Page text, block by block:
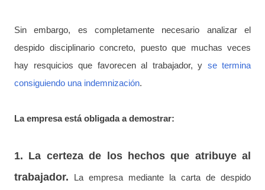
Sin embargo, es completamente necesario analizar el
despido disciplinario concreto, puesto que muchas veces
hay resquicios que favorecen al trabajador, y se termina
consiguiendo una indemnización.
La empresa está obligada a demostrar:
1. La certeza de los hechos que atribuye al
trabajador. La empresa mediante la carta de despido